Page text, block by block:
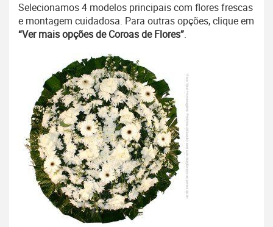
Selecionamos 4 modelos principais com flores frescas
e montagem cuidadosa. Para outras opções, clique em
“Ver mais opções de Coroas de Flores”.